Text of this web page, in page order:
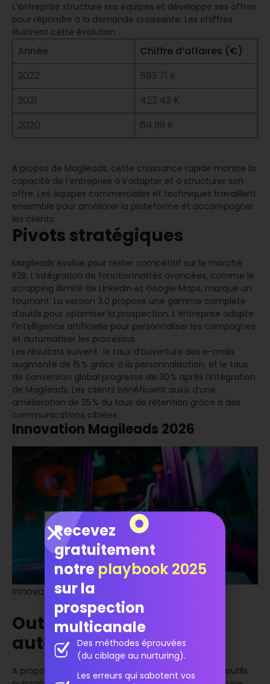
L’entreprise structure ses équipes et développe ses offres
pour répondre à la demande croissante. Les chiffres
illustrent cette évolution :
Année
Chiffre d’affaires (€)
2022
593.71 K
2021
423.43 K
2020
64.99 K
A propos de Magileads, cette croissance rapide montre la
capacité de l’entreprise à s’adapter et à structurer son
offre. Les équipes commerciales et techniques travaillent
ensemble pour améliorer la plateforme et accompagner
les clients.
Pivots stratégiques
Magileads évolue pour rester compétitif sur le marché
B2B. L’intégration de fonctionnalités avancées, comme le
scrapping illimité de LinkedIn et Google Maps, marque un
tournant. La version 3.0 propose une gamme complète
d’outils pour optimiser la prospection. L’entreprise adopte
l’intelligence artificielle pour personnaliser les campagnes
et automatiser les processus.
Les résultats suivent : le taux d’ouverture des e-mails
augmente de 15 % grâce à la personnalisation, et le taux
de conversion global progresse de 30 % après l’intégration
de Magileads. Les clients bénéficient aussi d’une
amélioration de 25 % du taux de rétention grâce à des
communications ciblées.
Innovation Magileads 2026
Innovation Magileads 2026
Outils de prospection
automatisée
A propos de Magileads, l’innovation repose sur des outils
Recevez
gratuitement
notre playbook 2025
sur la
prospection
multicanale
Des méthodes éprouvées
(du ciblage au nurturing).
Les erreurs qui sabotent vos